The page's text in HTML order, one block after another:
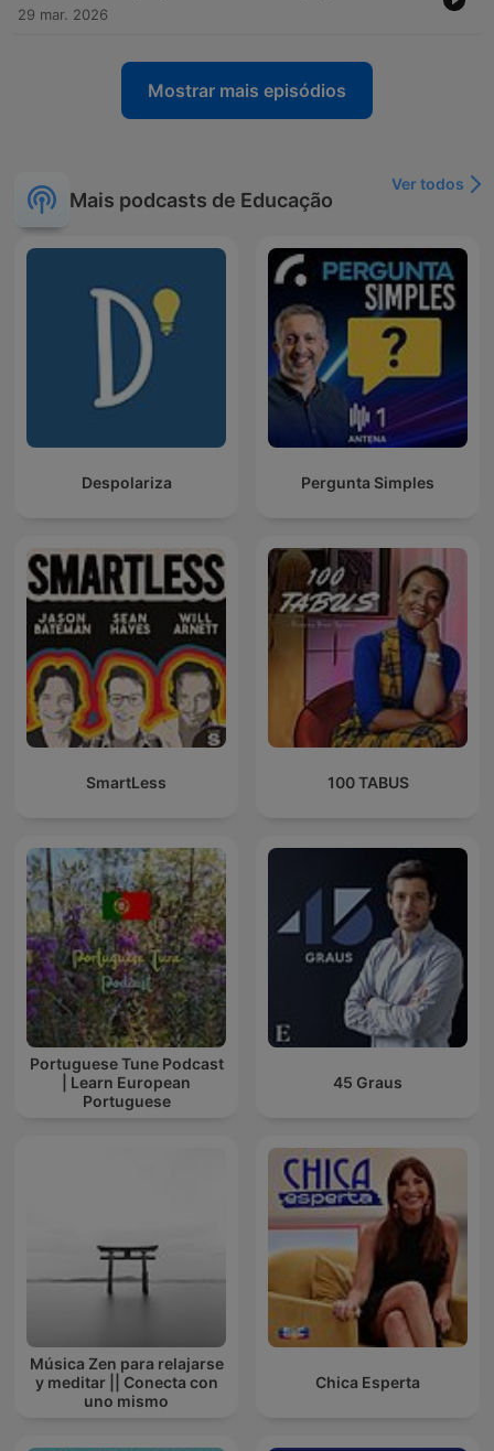
29 mar. 2026
Mostrar mais episódios
Mais podcasts de Educação
Ver todos
Despolariza Pergunta Simples
SmartLess 100 TABUS
Portuguese Tune Podcast
| Learn European
Portuguese
45 Graus
Música Zen para relajarse
y meditar || Conecta con
uno mismo
Chica Esperta